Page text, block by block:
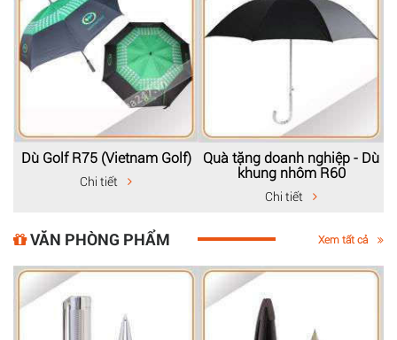
Dù Golf R75 (Vietnam Golf)
Chi tiết
Quà tặng doanh nghiệp - Dù
khung nhôm R60
Chi tiết
VĂN PHÒNG PHẨM Xem tất cả